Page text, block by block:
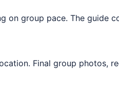
group pace. The guide
Final group photos,